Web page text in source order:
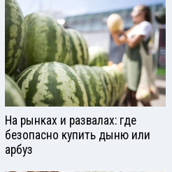
На рынках и развалах: где
безопасно купить дыню или
арбуз